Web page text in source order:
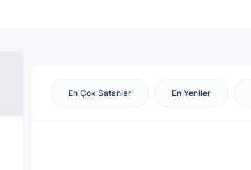
En Çok Satanlar En Yeniler